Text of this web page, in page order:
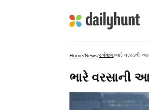
Home/News/રખેવાળ/ભારે વરસાની
ભારે વરસાની